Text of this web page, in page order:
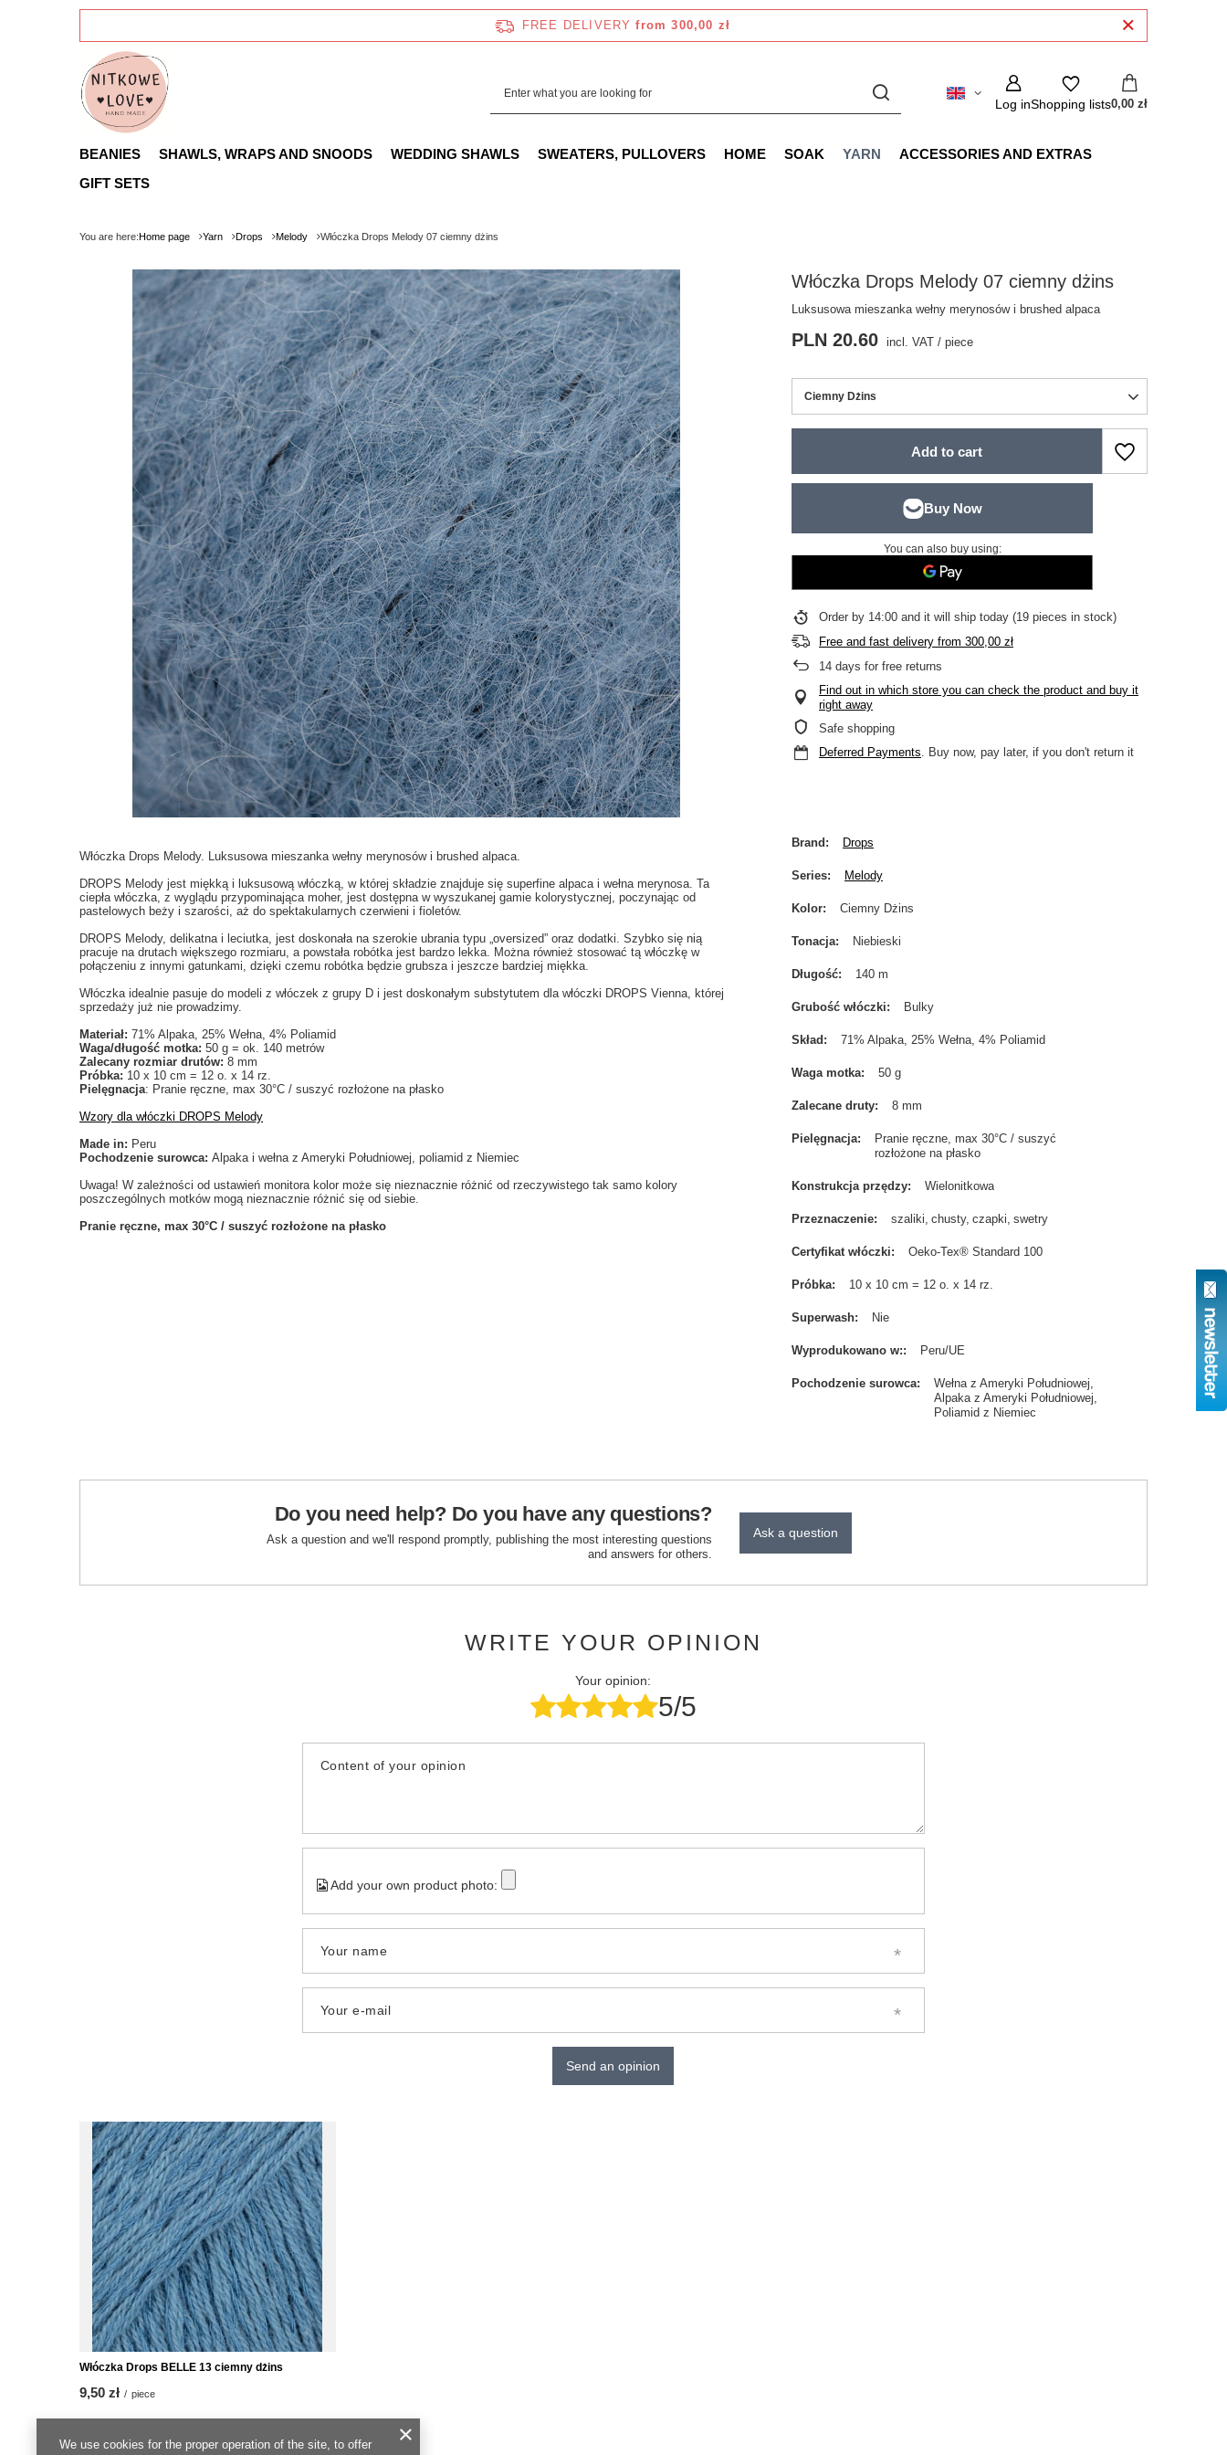
FREE DELIVERY from 300,00 zł
Log inShopping lists0,00 zł
BEANIES SHAWLS, WRAPS AND SNOODS WEDDING SHAWLS SWEATERS, PULLOVERS HOME SOAK YARN
ACCESSORIES AND EXTRAS
GIFT SETS
You are here:Home page Yarn Drops Melody Włóczka Drops Melody 07 ciemny dżins
Włóczka Drops Melody 07 ciemny dżins
Luksusowa mieszanka wełny merynosów i brushed alpaca
Ciemny Dżins
PLN 20.60 incl. VAT /piece
Add to cart
You can also buy using:
Order by 14:00 and it will ship today (19 pieces in stock)
Free and fast delivery from300,00 zł
14 days for free returns
Find out in which store you can check the product and buy it
right away
Safe shopping
Deferred Payments. Buy now, pay later, if you don't return it
Włóczka Drops Melody. Luksusowa mieszanka wełny merynosów i brushed alpaca.
DROPS Melody jest miękką i luksusową włóczką, w której składzie znajduje się superfine alpaca i wełna merynosa. Ta
ciepła włóczka, z wyglądu przypominająca moher, jest dostępna w wyszukanej gamie kolorystycznej, poczynając od
pastelowych beży i szarości, aż do spektakularnych czerwieni i fioletów.
DROPS Melody, delikatna i leciutka, jest doskonała na szerokie ubrania typu „oversized” oraz dodatki. Szybko się nią
pracuje na drutach większego rozmiaru, a powstała robótka jest bardzo lekka. Można również stosować tą włóczkę w
połączeniu z innymi gatunkami, dzięki czemu robótka będzie grubsza i jeszcze bardziej miękka.
Włóczka idealnie pasuje do modeli z włóczek z grupy D i jest doskonałym substytutem dla włóczki DROPS Vienna, której
sprzedaży już nie prowadzimy.
Materiał: 71% Alpaka, 25% Wełna, 4% Poliamid
Waga/długość motka: 50 g = ok. 140 metrów
Zalecany rozmiar drutów: 8 mm
Próbka: 10 x 10 cm = 12 o. x 14 rz.
Pielęgnacja: Pranie ręczne, max 30°C / suszyć rozłożone na płasko
Wzory dla włóczki DROPS Melody
Made in: Peru
Pochodzenie surowca: Alpaka i wełna z Ameryki Południowej, poliamid z Niemiec
Uwaga! W zależności od ustawień monitora kolor może się nieznacznie różnić od rzeczywistego tak samo kolory
poszczególnych motków mogą nieznacznie różnić się od siebie.
Pranie ręczne, max 30°C / suszyć rozłożone na płasko
Brand Drops
Series Melody
Kolor Ciemny Dżins
Tonacja Niebieski
Długość 140 m
Grubość włóczki Bulky
Skład 71% Alpaka, 25% Wełna, 4% Poliamid
Waga motka 50 g
Zalecane druty 8 mm
Pielęgnacja
Pranie ręczne, max 30°C / suszyć
rozłożone na płasko
Konstrukcja przędzy Wielonitkowa
Przeznaczenie szaliki chusty czapki swetry
Certyfikat włóczki Oeko-Tex® Standard 100
Próbka 10 x 10 cm = 12 o. x 14 rz.
Superwash Nie
Wyprodukowano w: Peru/UE
Pochodzenie surowca
Wełna z Ameryki Południowej
Alpaka z Ameryki Południowej
Poliamid z Niemiec
Do you need help? Do you have any questions?
Ask a question and we'll respond promptly, publishing the most interesting questions
and answers for others.
Ask a question
WRITE YOUR OPINION
Your opinion:
5/5
Content of your opinion
Add your own product photo:
Your name
Your e-mail
Send an opinion
Włóczka Drops BELLE 13 ciemny dżins
9,50 zł / piece
We use cookies for the proper operation of the site, to offer